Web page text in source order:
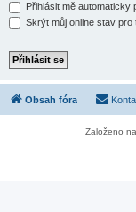
Přihlásit mě automaticky
Skrýt můj online stav pro
Obsah fóra
Založeno na